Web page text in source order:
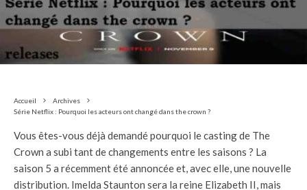
Accueil
Archives
Série Netflix : Pourquoi les acteurs ont changé dans the crown ?
Vous êtes-vous déjà demandé pourquoi le casting de The
Crown a subi tant de changements entre les saisons ? La
saison 5 a récemment été annoncée et, avec elle, une nouvelle
distribution. Imelda Staunton sera la reine Elizabeth II, mais